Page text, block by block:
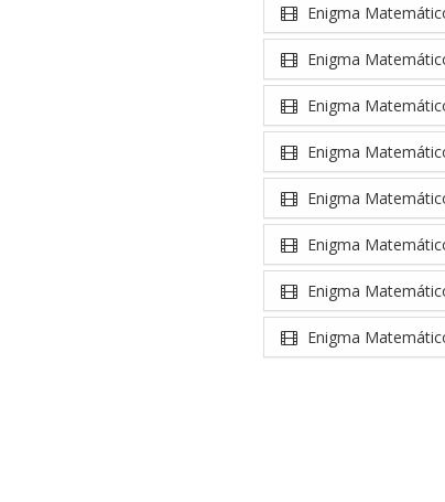
Enigma
Enigma
Enigma
Enigma
Enigma
Enigma
Enigma
Enigma